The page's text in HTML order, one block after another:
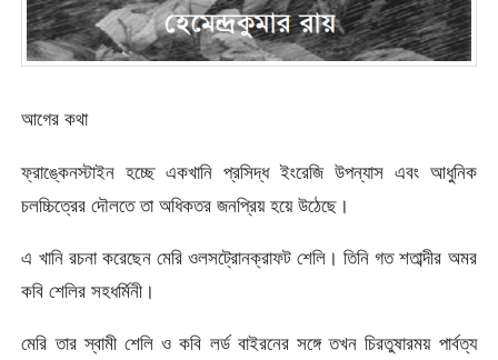
আগের কথা
ফ্রাঙ্কেনস্টাইন হচ্ছে একখানি প্রসিদ্ধ ইংরেজি উপন্যাস এবং আধুনিক
চলচ্চিত্রের দৌলতে তা অধিকতর জনপ্রিয় হয়ে উঠেছে।
এ খানি রচনা করেছেন মেরি ওলসট্রোনক্রাফট শেলি। তিনি গত শতাব্দীর অমর
কবি শেলির সহধর্মিনী।
মেরি তার স্বামী শেলি ও কবি লর্ড বাইরনের সঙ্গে তখন চিরতুষারময় পার্বত্য